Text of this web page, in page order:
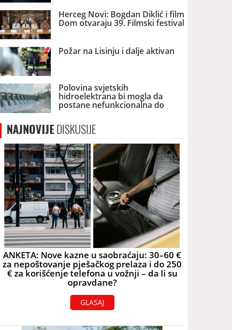
Herceg Novi: Bogdan Diklić i film
Dom otvaraju 39. Filmski festival
Požar na Lisinju i dalje aktivan
Polovina svjetskih
hidroelektrana bi mogla da
postane nefunkcionalna do
2060. godine
NAJNOVIJEDISKUSIJE
ANKETA: Nove kazne u saobraćaju: 30–60 €
za nepoštovanje pješačkog prelaza i do 250
€ za korišćenje telefona u vožnji – da li su
opravdane?
GLASAJ